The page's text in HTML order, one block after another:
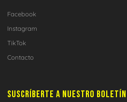
Facebook
Instagram
TikTok
Contacto
SUSCRÍBERTE A NUESTRO BOLETÍN